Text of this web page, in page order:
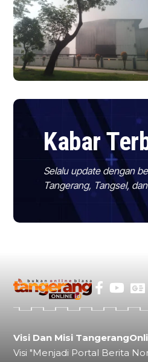
Kabar
Selalu update dengan
Tangerang, Tangsel,
Visi Dan Misi
Visi "Menjadi Portal Berita